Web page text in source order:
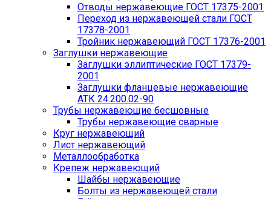
Отводы нержавеющие ГОСТ 17375-2001
Переход из нержавеющей стали ГОСТ
17378-2001
Тройник нержавеющий ГОСТ 17376-2001
Заглушки нержавеющие
Заглушки эллиптические ГОСТ 17379-
2001
Заглушки фланцевые нержавеющие
АТК 24.200.02-90
Трубы нержавеющие бесшовные
Трубы нержавеющие сварные
Круг нержавеющий
Лист нержавеющий
Металлообработка
Крепеж нержавеющий
Шайбы нержавеющие
Болты из нержавеющей стали